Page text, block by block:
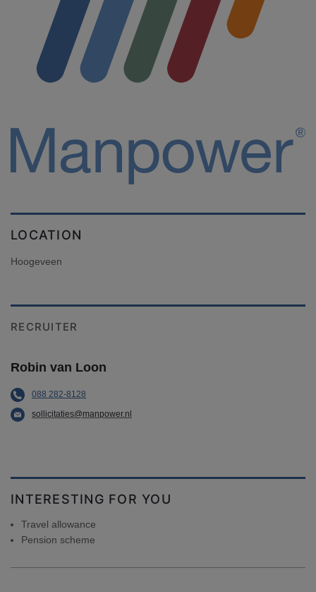
LOCATION
Hoogeveen
RECRUITER
Robin van Loon
088 282-8128
sollicitaties@manpower.nl
INTERESTING FOR YOU
Travel allowance
Pension scheme